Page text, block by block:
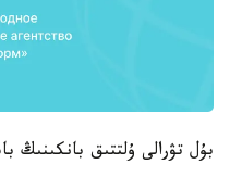
بۇل تۋرالى ۇلتتىق بانكىنىڭ